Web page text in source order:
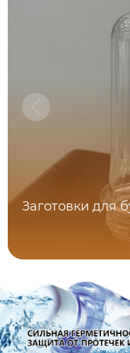
Заготовки для